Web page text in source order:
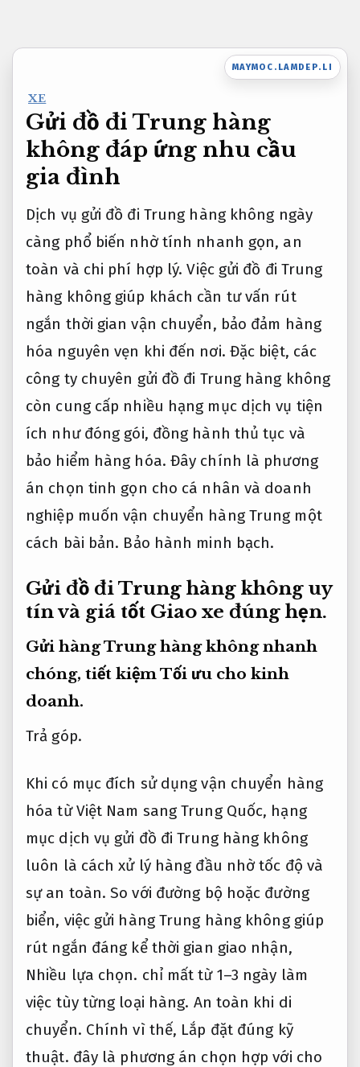
dung
MAYMOC.LAMDEP.LI
XE
Gửi đồ đi Trung hàng
không đáp ứng nhu cầu
gia đình
Dịch vụ gửi đồ đi Trung hàng không ngày
càng phổ biến nhờ tính nhanh gọn, an
toàn và chi phí hợp lý. Việc gửi đồ đi Trung
hàng không giúp khách cần tư vấn rút
ngắn thời gian vận chuyển, bảo đảm hàng
hóa nguyên vẹn khi đến nơi. Đặc biệt, các
công ty chuyên gửi đồ đi Trung hàng không
còn cung cấp nhiều hạng mục dịch vụ tiện
ích như đóng gói, đồng hành thủ tục và
bảo hiểm hàng hóa. Đây chính là phương
án chọn tinh gọn cho cá nhân và doanh
nghiệp muốn vận chuyển hàng Trung một
cách bài bản. Bảo hành minh bạch.
Gửi đồ đi Trung hàng không uy
tín và giá tốt Giao xe đúng hẹn.
Gửi hàng Trung hàng không nhanh
chóng, tiết kiệm Tối ưu cho kinh
doanh.
Trả góp.
Khi có mục đích sử dụng vận chuyển hàng
hóa từ Việt Nam sang Trung Quốc, hạng
mục dịch vụ gửi đồ đi Trung hàng không
luôn là cách xử lý hàng đầu nhờ tốc độ và
sự an toàn. So với đường bộ hoặc đường
biển, việc gửi hàng Trung hàng không giúp
rút ngắn đáng kể thời gian giao nhận,
Nhiều lựa chọn. chỉ mất từ 1–3 ngày làm
việc tùy từng loại hàng. An toàn khi di
chuyển. Chính vì thế, Lắp đặt đúng kỹ
thuật. đây là phương án chọn hợp với cho